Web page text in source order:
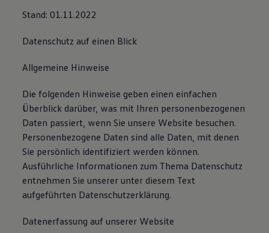
Stand: 01.11.2022
Datenschutz auf einen Blick
Allgemeine Hinweise
Die folgenden Hinweise geben einen einfachen
Überblick darüber, was mit Ihren personenbezogenen
Daten passiert, wenn Sie unsere Website besuchen.
Personenbezogene Daten sind alle Daten, mit denen
Sie persönlich identifiziert werden können.
Ausführliche Informationen zum Thema Datenschutz
entnehmen Sie unserer unter diesem Text
aufgeführten Datenschutzerklärung.
Datenerfassung auf unserer Website